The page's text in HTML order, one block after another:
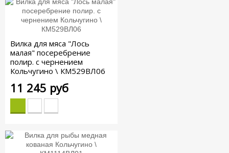
Вилка для мяса "Лось
малая" посеребрение
полир. с чернением
Кольчугино \ КМ529ВЛ06
11 245 руб